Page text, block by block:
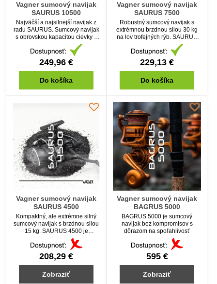
Vagner sumcový navijak
SAURUS 10500
Najväčší a najsilnejší navijak z
radu SAURUS. Sumcový navijak
s obrovskou kapacitou cievky a
drvivou brzdnou silou 30 kg,
stvorený pre ďaleké vyvážky a lov
s ťažkými bójkami. Spoľahlivý
navijak z najodolnejších
materiálov pre extrémne
sumčiarske expedície.
249,96 €
Do košíka
Vagner sumcový navijak
SAURUS 7500
Robustný sumcový navijak s
extrémnou brzdnou silou 30 kg
na lov trofejných rýb. SAURUS
7500 ponúka veľkú kapacitu
návinu a vysokú odolnosť bez
kompromisov. Predstavuje zlatú
strednú cestu pre lov s
podvodnými plavákmi alebo lov
na trhačky.
229,13 €
Do košíka
Vagner sumcový navijak
SAURUS 4500
Kompaktný, ale extrémne silný
sumcový navijak s brzdnou silou
15 kg. SAURUS 4500 je
nekompromisný pracant ideálny
pre aktívny lov sumcov – prívlač,
vertikál alebo lov s vábničkou.
Robustná konštrukcia zaručuje
maximálnu spoľahlivosť na
domácich aj zahraničných
208,29 €
Zobraziť
Vagner sumcový navijak
BAGRUS 5000
BAGRUS 5000 je sumcový
navijak bez kompromisov s
dôrazom na spoľahlivosť
595 €
Zobraziť